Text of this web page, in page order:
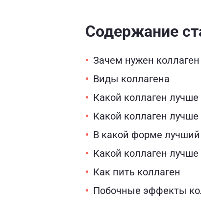
Содержание
Зачем нужен коллаген
Виды коллагена
Какой коллаген лучше
Какой коллаген
В какой форме
Какой коллаген лучше
Как пить коллаген
Побочные эффекты